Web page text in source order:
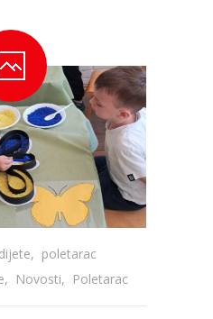
, poletarac
, Novosti, Poletarac